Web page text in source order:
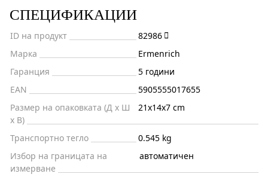
СПЕЦИФИКАЦИИ
ID на продукт
82986
Марка
Ermenrich
Гаранция
5 години
EAN
5905555017655
Размер на опаковката (Д x Ш
x В)
21x14x7 cm
Транспортно тегло
0.545 kg
Избор на границата на
измерване
автоматичен